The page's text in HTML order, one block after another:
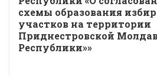
схемы образования
участков на территории
Приднестровской
Республики»»